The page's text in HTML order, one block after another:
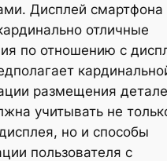
Дисплей смартфона
отличные
по отношению с
размещения
учитывать не
но и способы
пользователя с